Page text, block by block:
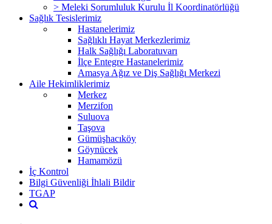
> Meleki Sorumluluk Kurulu İl Koordinatörlüğü
Sağlık Tesislerimiz
Hastanelerimiz
Sağlıklı Hayat Merkezlerimiz
Halk Sağlığı Laboratuvarı
İlçe Entegre Hastanelerimiz
Amasya Ağız ve Diş Sağlığı Merkezi
Aile Hekimliklerimiz
Merkez
Merzifon
Suluova
Taşova
Gümüşhacıköy
Göynücek
Hamamözü
İç Kontrol
Bilgi Güvenliği İhlali Bildir
TGAP